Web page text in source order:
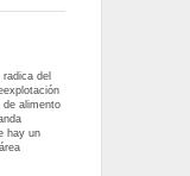
del
de alimento
hay un